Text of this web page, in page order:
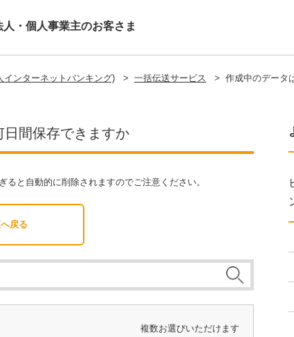
人・個人事業主のお客さま
インターネットバンキング) > 一括伝送サービス > 作成中のデータ
間保存できますか
と自動的に削除されますのでご注意ください。
戻る
複数お選びいただけます